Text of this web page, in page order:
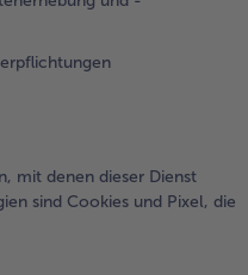
mit denen dieser Dienst
sind Cookies und Pixel, die